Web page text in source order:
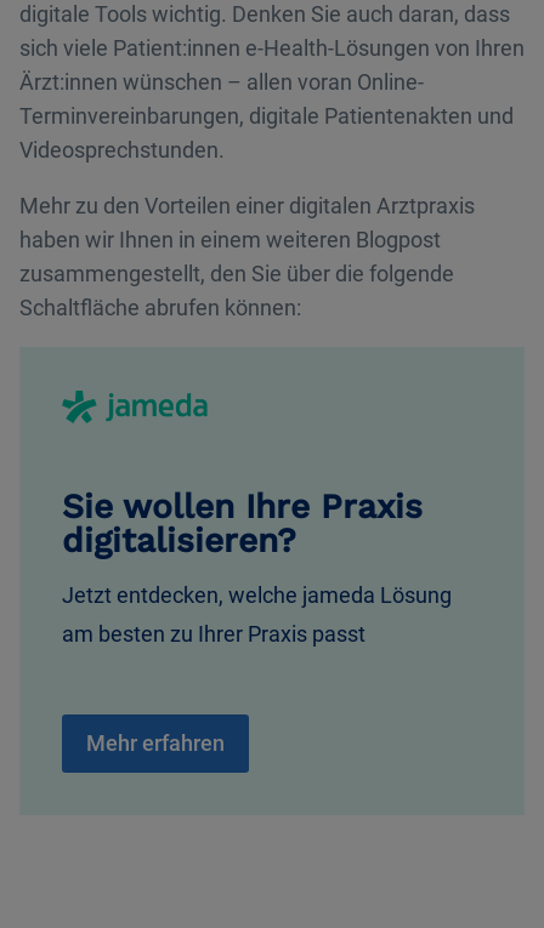
digitale Tools wichtig. Denken Sie auch daran, dass
sich viele Patient:innen e-Health-Lösungen von Ihren
Ärzt:innen wünschen – allen voran Online-
Terminvereinbarungen, digitale Patientenakten und
Videosprechstunden.
Mehr zu den Vorteilen einer digitalen Arztpraxis
haben wir Ihnen in einem weiteren Blogpost
zusammengestellt, den Sie über die folgende
Schaltfläche abrufen können:
Sie wollen Ihre Praxis
digitalisieren?
Jetzt entdecken, welche jameda Lösung
am besten zu Ihrer Praxis passt
Mehr erfahren